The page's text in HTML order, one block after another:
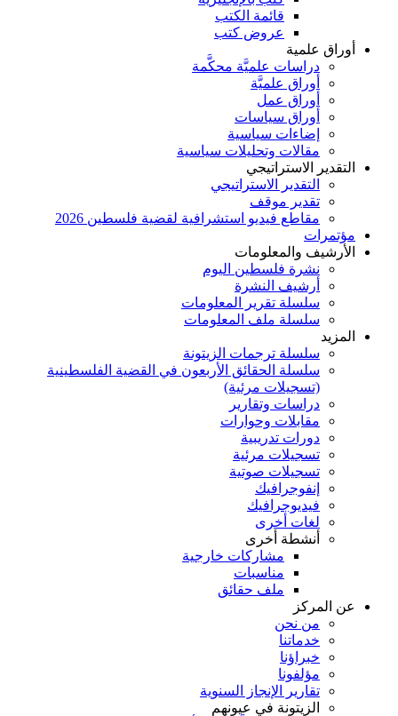
قائمة الكتب
عروض كتب
أوراق علمية
دراسات علميَّة محكَّمة
أوراق علميَّة
أوراق عمل
أوراق سياسات
إضاءات سياسية
مقالات وتحليلات سياسية
التقدير الاستراتيجي
التقدير الاستراتيجي
تقدير موقف
مقاطع فيديو استشرافية لقضية فلسطين 2026
مؤتمرات
الأرشيف والمعلومات
نشرة فلسطين اليوم
أرشيف النشرة
سلسلة تقرير المعلومات
سلسلة ملف المعلومات
المزيد
سلسلة ترجمات الزيتونة
سلسلة الحقائق الأربعون في القضية الفلسطينية
(تسجيلات مرئية)
دراسات وتقارير
مقابلات وحوارات
دورات تدريبية
تسجيلات مرئية
تسجيلات صوتية
إنفوجرافيك
فيديوجرافيك
لغات أخرى
أنشطة أخرى
مشاركات خارجية
مناسبات
ملف حقائق
عن المركز
من نحن
خدماتنا
خبراؤنا
مؤلفونا
تقارير الإنجاز السنوية
الزيتونة في عيونهم